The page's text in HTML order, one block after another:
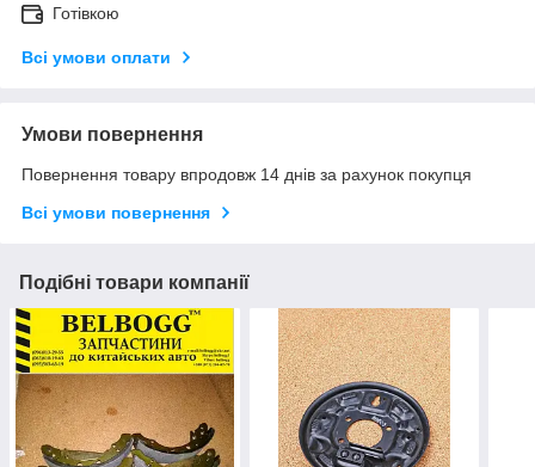
Готівкою
Всі умови оплати
Умови повернення
Повернення товару впродовж 14 днів за рахунок покупця
Всі умови повернення
Подібні товари компанії